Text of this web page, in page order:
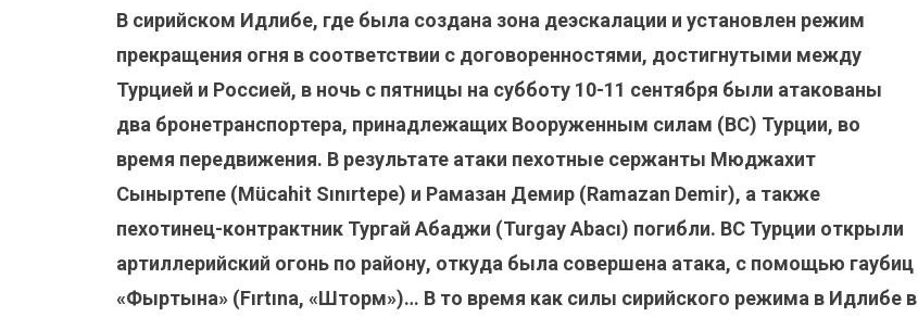
В сирийском Идлибе, где была создана зона деэскалации и установлен режим
прекращения огня в соответствии с договоренностями, достигнутыми между
Турцией и Россией, в ночь с пятницы на субботу 10-11 сентября были атакованы
два бронетранспортера, принадлежащих Вооруженным силам (ВС) Турции, во
время передвижения. В результате атаки пехотные сержанты Мюджахит
Сыныртепе (Mücahit Sınırtepe) и Рамазан Демир (Ramazan Demir), а также
пехотинец-контрактник Тургай Абаджи (Turgay Abacı) погибли. ВС Турции открыли
артиллерийский огонь по району, откуда была совершена атака, с помощью гаубиц
«Фыртына» (Fırtına, «Шторм»)… В то время как силы сирийского режима в Идлибе в